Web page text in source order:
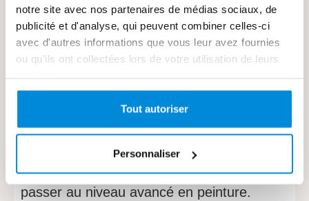
notre site avec nos partenaires de médias sociaux, de
publicité et d'analyse, qui peuvent combiner celles-ci
avec d'autres informations que vous leur avez fournies
ou qu'ils ont collectées lors de votre utilisation de leurs
Tout autoriser
Personnaliser
où commencer...
PAS DE PANIQUE : je vous ai préparé
passer au niveau avancé en peinture.